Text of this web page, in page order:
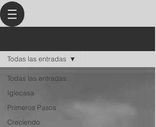
Todas las entradas
Iglecasa
Primeros Pasos
Creciendo
Todas las entradas